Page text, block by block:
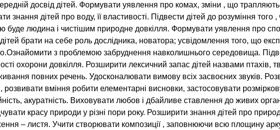
досвід дітей. Формувати уявлення про комах, зміни , що
знання дітей про воду, її властивості. Підвести дітей до розуміння того
буде людина і чистішим природне довкілля. Формувати уявлення про
брати на себе роль дослідника, новатора; усвідомлення того, що
з проблемою забруднення навколишнього середовища.
охорони довкілля. Розширити лексичний запас дітей назвами птахів,
повних речень. Удосконалювати вимову всіх засвоєних звуків.
розвивати вміння робити елементарні висновки, застосовувати
акуратність. Виховувати любов і дбайливе ставлення до живих
красу природи у різні пори року. Розширити знання дітей про
– листя. Учити створювати композиції , заповнюючи всю площину